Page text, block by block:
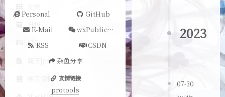
追番
简历|内推
学习资料
2023
07-30
Personal Website
GitHub
E-Mail
wxPublicAccount
RSS
CSDN
杂鱼分享
友情链接
protools